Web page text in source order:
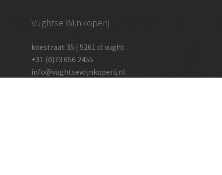
Vughtse Wijnkoperij
koestraat 35 | 5261 cl vught
+31 (0)73 656 2455
info@vughtsewijnkoperij.nl